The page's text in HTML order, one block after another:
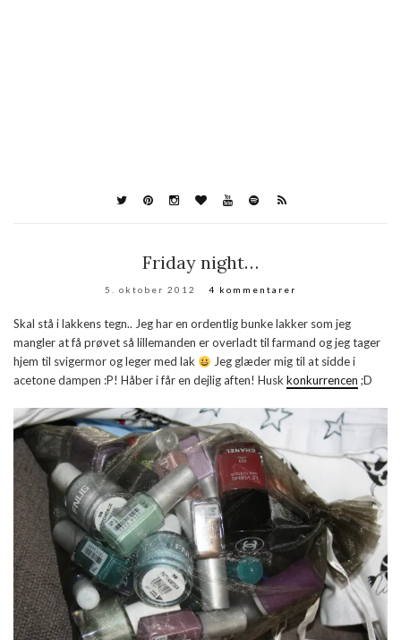
Friday night…
5. oktober 2012 4 kommentarer
Skal stå i lakkens tegn.. Jeg har en ordentlig bunke lakker som jeg
mangler at få prøvet så lillemanden er overladt til farmand og jeg tager
hjem til svigermor og leger med lak
Jeg glæder mig til at sidde i
acetone dampen :P! Håber i får en dejlig aften! Huskkonkurrencen ;D